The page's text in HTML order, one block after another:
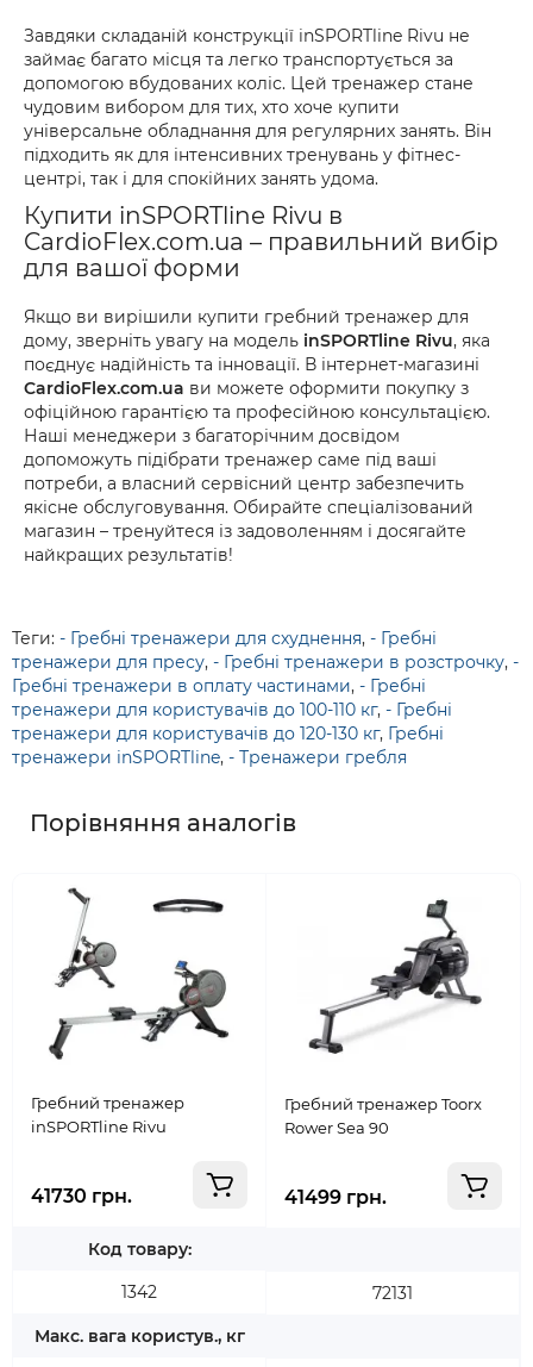
Завдяки складаній конструкції inSPORTline Rivu не
займає багато місця та легко транспортується за
допомогою вбудованих коліс. Цей тренажер стане
чудовим вибором для тих, хто хоче купити
універсальне обладнання для регулярних занять. Він
підходить як для інтенсивних тренувань у фітнес-
центрі, так і для спокійних занять удома.
Купити inSPORTline Rivu в
CardioFlex.com.ua – правильний вибір
для вашої форми
Якщо ви вирішили купити гребний тренажер для
дому, зверніть увагу на модель inSPORTline Rivu, яка
поєднує надійність та інновації. В інтернет-магазині
CardioFlex.com.ua ви можете оформити покупку з
офіційною гарантією та професійною консультацією.
Наші менеджери з багаторічним досвідом
допоможуть підібрати тренажер саме під ваші
потреби, а власний сервісний центр забезпечить
якісне обслуговування. Обирайте спеціалізований
магазин – тренуйтеся із задоволенням і досягайте
найкращих результатів!
Теги: - Гребні тренажери для схуднення, - Гребні
тренажери для пресу, - Гребні тренажери в розстрочку, -
Гребні тренажери в оплату частинами, - Гребні
тренажери для користувачів до 100-110 кг, - Гребні
тренажери для користувачів до 120-130 кг, Гребні
тренажери inSPORTline, - Тренажери гребля
Порівняння аналогів
Гребний тренажер
inSPORTline Rivu
41730 грн.
Код товару:
1342
Макс. вага користув., кг
Гребний тренажер Toorx
Rower Sea 90
41499 грн.
72131